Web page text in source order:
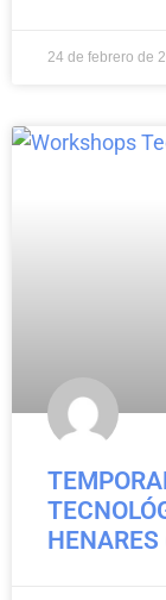
24 de febrero de